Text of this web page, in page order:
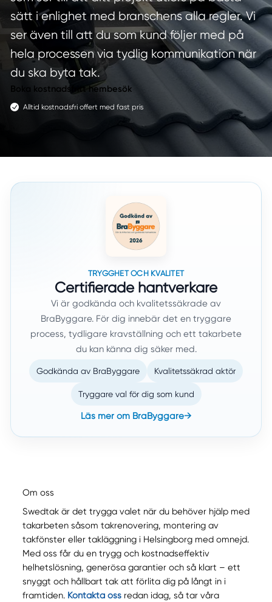
sätt i enlighet med branschens alla regler. Vi
ser även till att du som kund följer med på
hela processen via tydlig kommunikation när
du ska byta tak.
Boka kostnadsfritt hembesök
Alltid kostnadsfri offert med fast pris
TRYGGHET OCH KVALITET
Certifierade hantverkare
Vi är godkända och kvalitetssäkrade av
BraByggare. För dig innebär det en tryggare
process, tydligare kravställning och ett takarbete
du kan känna dig säker med.
Godkända av BraByggare Kvalitetssäkrad aktör
Tryggare val för dig som kund
Läs mer om BraByggare→
Om oss
Swedtak är det trygga valet när du behöver hjälp med
takarbeten såsom takrenovering, montering av
takfönster eller takläggning i Helsingborg med omnejd.
Med oss får du en trygg och kostnadseffektiv
helhetslösning, generösa garantier och så klart – ett
snyggt och hållbart tak att förlita dig på långt in i
framtiden. Kontakta ossredan idag, så tar våra